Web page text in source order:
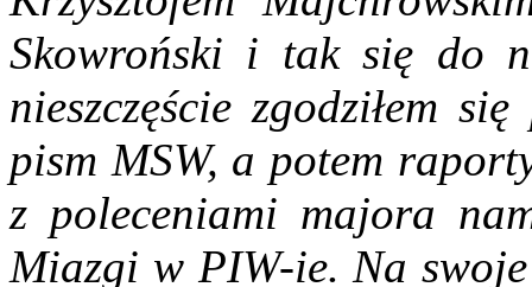
Skowroński i tak się do
nieszczęście zgodziłem
pism MSW, a potem
z poleceniami majora
Miazgi w PIW-ie. Na